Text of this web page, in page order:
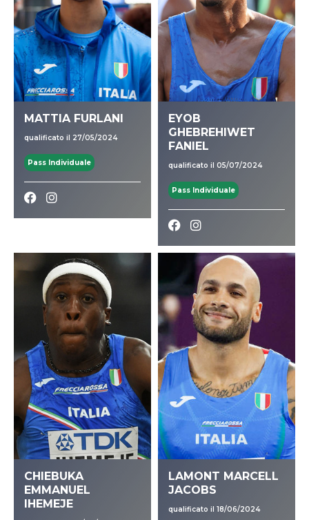
MATTIA FURLANI
qualificato il 27/05/2024
Pass Individuale
EYOB
GHEBREHIWET
FANIEL
qualificato il 05/07/2024
Pass Individuale
CHIEBUKA
EMMANUEL
IHEMEJE
LAMONT MARCELL
JACOBS
qualificato il 18/06/2024